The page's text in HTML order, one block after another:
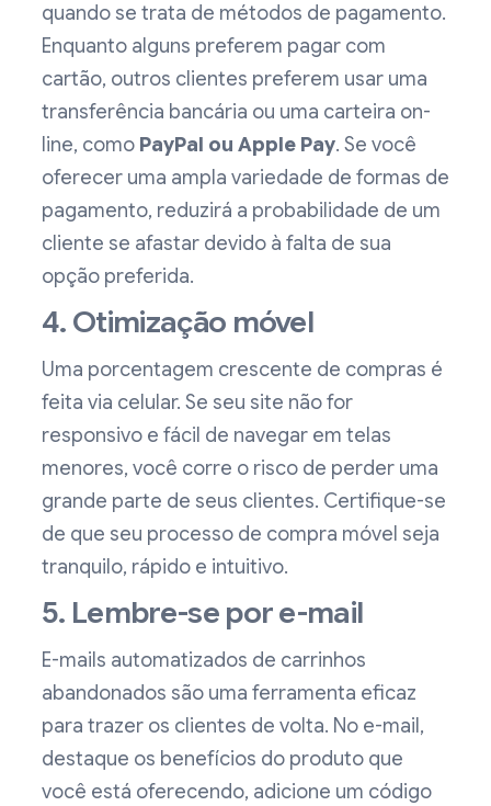
quando se trata de métodos de pagamento.
Enquanto alguns preferem pagar com
cartão, outros clientes preferem usar uma
transferência bancária ou uma carteira on-
line, como PayPal ou Apple Pay. Se você
oferecer uma ampla variedade de formas de
pagamento, reduzirá a probabilidade de um
cliente se afastar devido à falta de sua
opção preferida.
4. Otimização móvel
Uma porcentagem crescente de compras é
feita via celular. Se seu site não for
responsivo e fácil de navegar em telas
menores, você corre o risco de perder uma
grande parte de seus clientes. Certifique-se
de que seu processo de compra móvel seja
tranquilo, rápido e intuitivo.
5. Lembre-se por e-mail
E-mails automatizados de carrinhos
abandonados são uma ferramenta eficaz
para trazer os clientes de volta. No e-mail,
destaque os benefícios do produto que
você está oferecendo, adicione um código